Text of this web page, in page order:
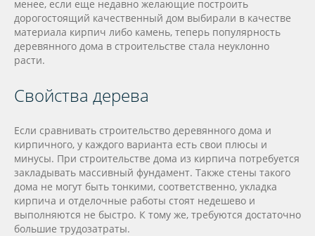
менее, если еще недавно желающие построить
дорогостоящий качественный дом выбирали в качестве
материала кирпич либо камень, теперь популярность
деревянного дома в строительстве стала неуклонно
расти.
Свойства дерева
Если сравнивать строительство деревянного дома и
кирпичного, у каждого варианта есть свои плюсы и
минусы. При строительстве дома из кирпича потребуется
закладывать массивный фундамент. Также стены такого
дома не могут быть тонкими, соответственно, укладка
кирпича и отделочные работы стоят недешево и
выполняются не быстро. К тому же, требуются достаточно
большие трудозатраты.